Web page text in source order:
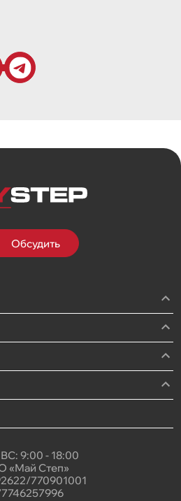
Обсудить
9:00 - 18:00
«Май Степ»
770901001